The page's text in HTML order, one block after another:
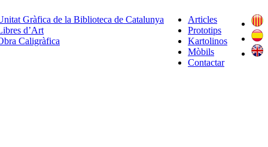
Articles
Prototips
Kartolinos
Mòbils
Contactar
Gràfica de la Biblioteca de Catalunya
d’Art
Caligràfica